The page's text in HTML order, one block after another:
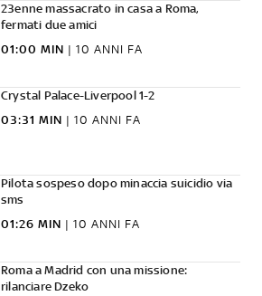
23enne massacrato in casa a Roma,
fermati due amici
01:00 MIN | 10 ANNI FA
Crystal Palace-Liverpool 1-2
03:31 MIN | 10 ANNI FA
Pilota sospeso dopo minaccia suicidio via
sms
01:26 MIN | 10 ANNI FA
Roma a Madrid con una missione:
rilanciare Dzeko